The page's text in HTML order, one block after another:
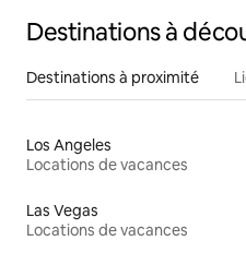
Destinations à
Destinations à proximité
Los Angeles
Locations de vacances
Las Vegas
Locations de vacances